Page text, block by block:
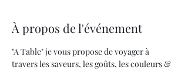
À propos de l'événement
"A Table" je vous propose de voyager à
travers les saveurs, les goûts, les couleurs &